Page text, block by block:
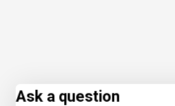
Ask a question